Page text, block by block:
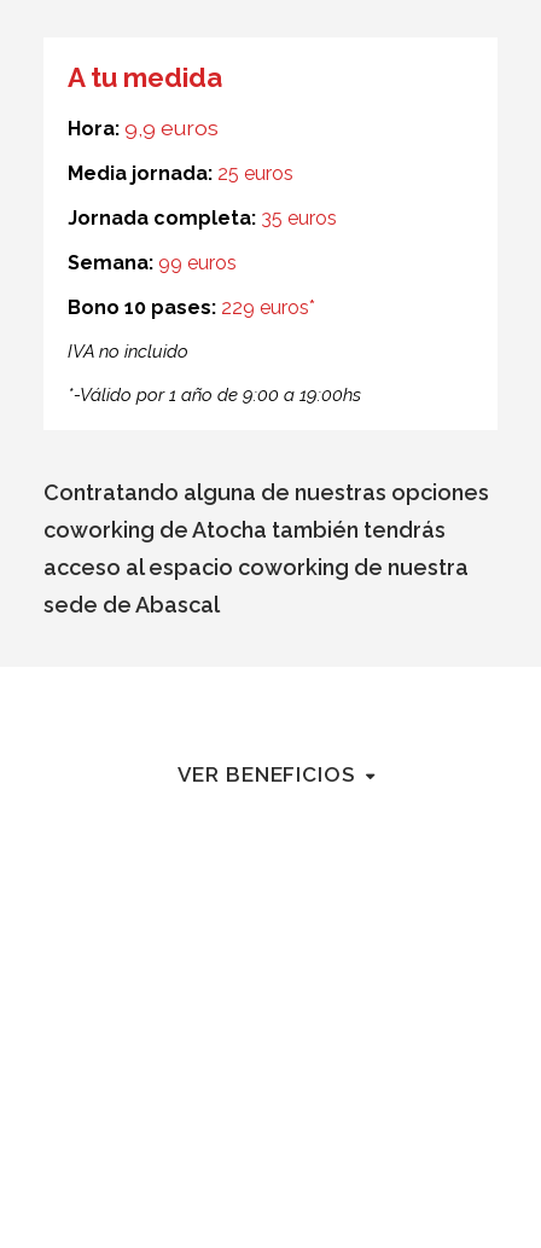
A tu medida
Hora: 9,9 euros
Media jornada: 25 euros
Jornada completa: 35 euros
Semana: 99 euros
Bono 10 pases: 229 euros*
IVA no incluido
*-Válido por 1 año de 9:00 a 19:00hs
Contratando alguna de nuestras opciones
coworking de Atocha también tendrás
acceso al espacio coworking de nuestra
sede de Abascal
VER BENEFICIOS